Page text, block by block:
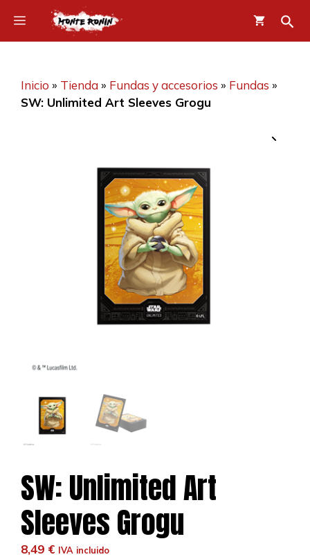
contenido
Menú
Inicio » Tienda» Fundas y accesorios » Fundas »
SW: Unlimited Art Sleeves Grogu
SW: Unlimited Art
Sleeves Grogu
8,49 € IVA incluido